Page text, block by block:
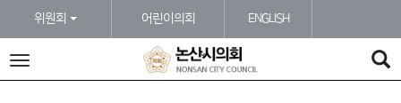
위원회
어린이의회 ENGLISH
전
~